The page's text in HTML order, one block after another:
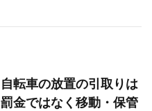
自転車の放置の引取りは
罰金ではなく移動・保管